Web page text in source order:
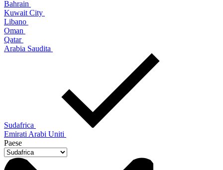
Bahrain
Kuwait City
Libano
Oman
Qatar
Arabia Saudita
Sudafrica
Emirati Arabi Uniti
Paese